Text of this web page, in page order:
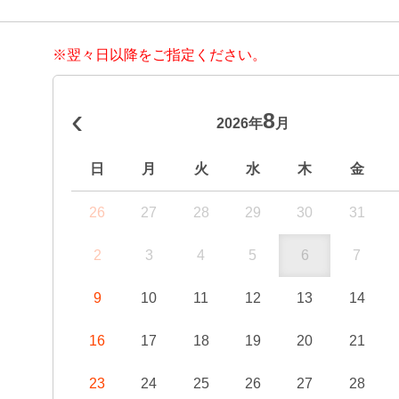
※翌々日以降をご指定ください。
‹ 2026年8 月
日 月 火 水 木 金
26 27 28 29 30 31
2 3 4 5 6 7
9 10 11 12 13 14
16 17 18 19 20 21
23 24 25 26 27 28